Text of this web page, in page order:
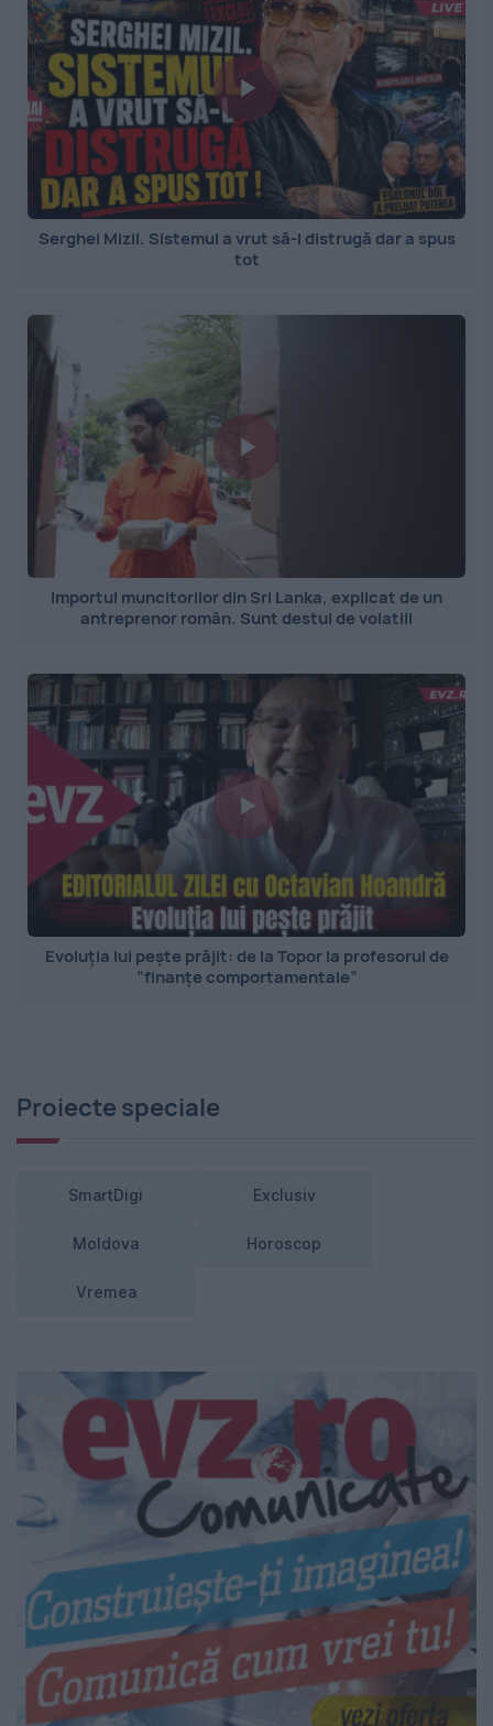
Serghei Mizil. Sistemul a vrut să-l distrugă dar a spus
tot
Importul muncitorilor din Sri Lanka, explicat de un
antreprenor român. Sunt destul de volatili
Evoluția lui pește prăjit: de la Topor la profesorul de
”finanțe comportamentale”
Proiecte speciale
SmartDigi Exclusiv
Moldova Horoscop
Vremea